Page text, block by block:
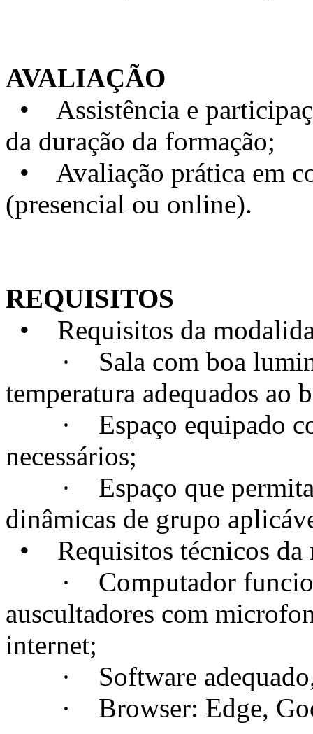
AVALIAÇÃO
• Assistência e
da duração da formação;
• Avaliação prática em
(presencial ou online).
REQUISITOS
• Requisitos da
· Sala com boa
temperatura adequados ao
· Espaço equipado
necessários;
· Espaço que permita
dinâmicas de grupo
• Requisitos técnicos da
· Computador
auscultadores com
internet;
· Software adequado,
· Browser: Edge,